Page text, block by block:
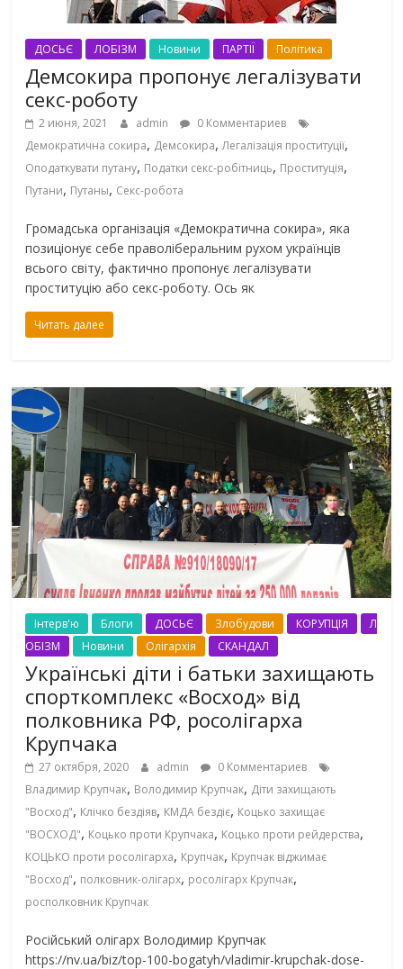
ДОСЬЄ ЛОБІЗМ Новини ПАРТІЇ Політика
Демсокира пропонує легалізувати
секс-роботу
2 июня, 2021 admin
0 Комментариев
Демократична сокира, Демсокира,Легалізація проституції,
Оподаткувати путану, Податки секс-робітниць, Проституція,
Путани, Путаны, Секс-робота
Громадська організація «Демократична сокира», яка
позиціонує себе праволіберальним рухом українців
всього світу, фактично пропонує легалізувати
проституцію або секс-роботу. Ось як
Читать далее
Інтерв'ю Блоги ДОСЬЄ Злобудови КОРУПЦІЯ
Л
ОБІЗМ
Новини Олігархія СКАНДАЛ
Українські діти і батьки захищають
спорткомплекс «Восход» від
полковника РФ, росолігарха
Крупчака
27 октября, 2020 admin
0 Комментариев
Владимир Крупчак, Володимир Крупчак, Діти захищають
"Восход", Клічко бездіяв, КМДА бездіє, Коцько захищає
"ВОСХОД", Коцько проти Крупчака, Коцько проти рейдерства,
КОЦЬКО проти росолігарха, Крупчак, Крупчак віджимає
"Восход", полковник-олігарх, росолігарх Крупчак,
росполковник Крупчак
Російський олігарх Володимир Крупчак
https://nv.ua/biz/top-100-bogatyh/vladimir-krupchak-dose-